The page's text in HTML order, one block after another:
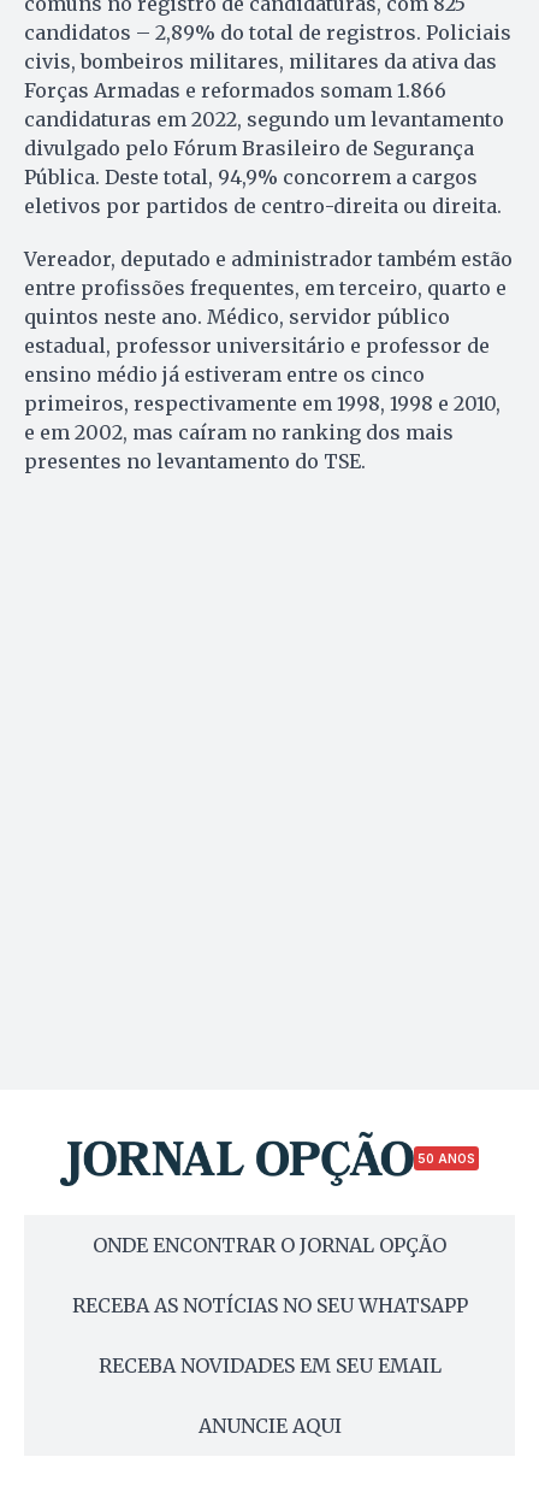
candidatos – 2,89% do total de registros. Policiais
civis, bombeiros militares, militares da ativa das
Forças Armadas e reformados somam 1.866
candidaturas em 2022, segundo um levantamento
divulgado pelo Fórum Brasileiro de Segurança
Pública. Deste total, 94,9% concorrem a cargos
eletivos por partidos de centro-direita ou direita.
Vereador, deputado e administrador também estão
entre profissões frequentes, em terceiro, quarto e
quintos neste ano. Médico, servidor público
estadual, professor universitário e professor de
ensino médio já estiveram entre os cinco
primeiros, respectivamente em 1998, 1998 e 2010,
e em 2002, mas caíram no ranking dos mais
presentes no levantamento do TSE.
50 ANOS
ONDE ENCONTRAR O JORNAL OPÇÃO
RECEBA AS NOTÍCIAS NO SEU WHATSAPP
RECEBA NOVIDADES EM SEU EMAIL
ANUNCIE AQUI